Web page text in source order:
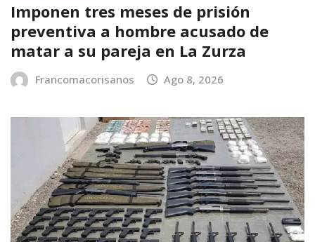
Imponen tres meses de prisión
preventiva a hombre acusado de
matar a su pareja en La Zurza
Francomacorisanos Ago 8, 2026